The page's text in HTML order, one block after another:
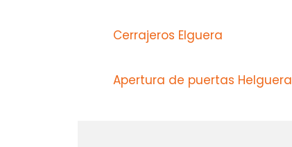
Cerrajeros Elguera
Apertura de puertas Helguera